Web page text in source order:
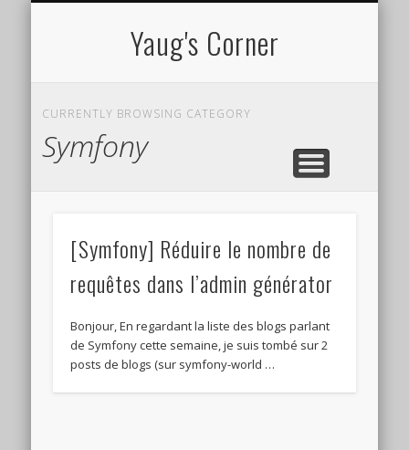
Yaug's Corner
CURRENTLY BROWSING CATEGORY
Symfony
[Symfony] Réduire le nombre de
requêtes dans l’admin générator
Bonjour, En regardant la liste des blogs parlant
de Symfony cette semaine, je suis tombé sur 2
posts de blogs (sur symfony-world …